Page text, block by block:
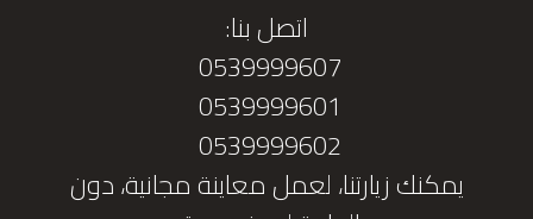
اتصل بنا:
0539999607
0539999601
0539999602
يمكنك زيارتنا، لعمل معاينة مجانية، دون